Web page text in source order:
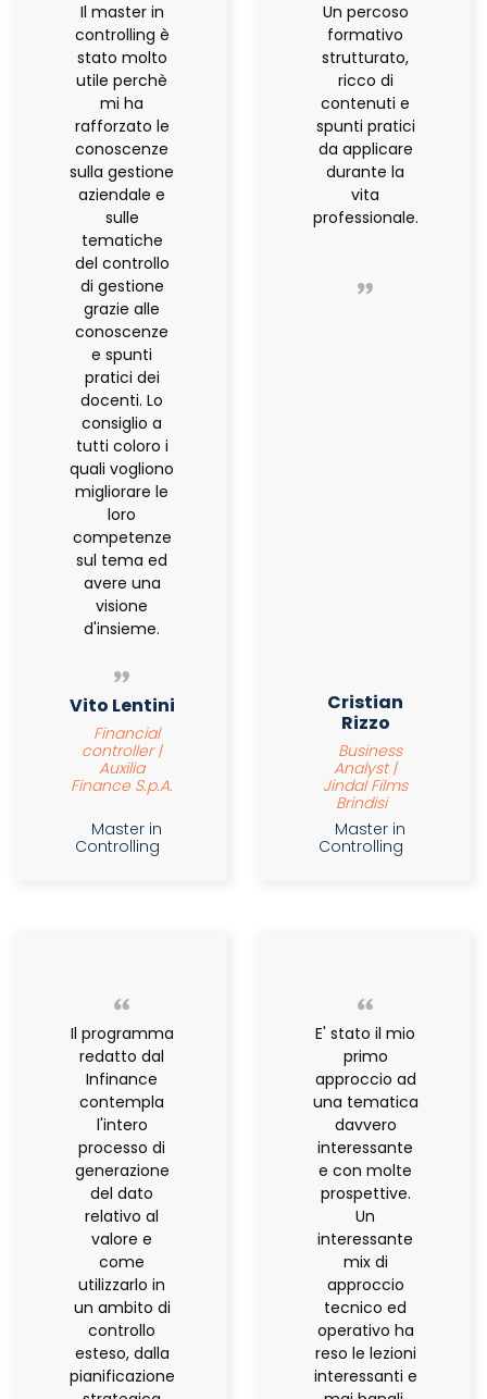
Il master in
controlling è
stato molto
utile perchè
mi ha
rafforzato le
conoscenze
sulla gestione
aziendale e
sulle
tematiche
del controllo
di gestione
grazie alle
conoscenze
e spunti
pratici dei
docenti. Lo
consiglio a
tutti coloro i
quali vogliono
migliorare le
loro
competenze
sul tema ed
avere una
visione
d'insieme.
Vito Lentini
Financial
controller |
Auxilia
Finance S.p.A.
Master in
Controlling
Un percoso
formativo
strutturato,
ricco di
contenuti e
spunti pratici
da applicare
durante la
vita
professionale.
Cristian
Rizzo
Business
Analyst |
Jindal Films
Brindisi
Master in
Controlling
Il programma
redatto dal
Infinance
contempla
l'intero
processo di
generazione
del dato
relativo al
valore e
come
utilizzarlo in
un ambito di
controllo
esteso, dalla
pianificazione
E' stato il mio
primo
approccio ad
una tematica
davvero
interessante
e con molte
prospettive.
Un
interessante
mix di
approccio
tecnico ed
operativo ha
reso le lezioni
interessanti e